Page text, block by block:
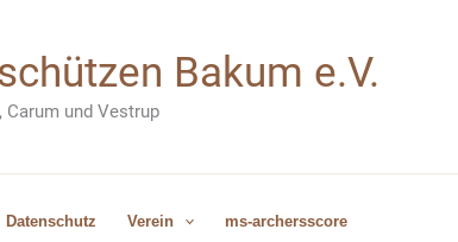
Bakum e.V.
Carum und Vestrup
Datenschutz Verein ms-archersscore